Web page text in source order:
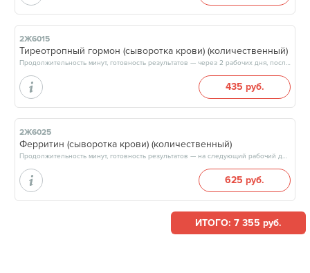
2Ж6015
Тиреотропный гормон (сыворотка крови) (количественный)
Продолжительность минут, готовность результатов — через 2 рабочих дня, после 17:00
435 руб.
2Ж6025
Ферритин (сыворотка крови) (количественный)
Продолжительность минут, готовность результатов — на следующий рабочий день, после 17:00
625 руб.
ИТОГО: 7 355 руб.